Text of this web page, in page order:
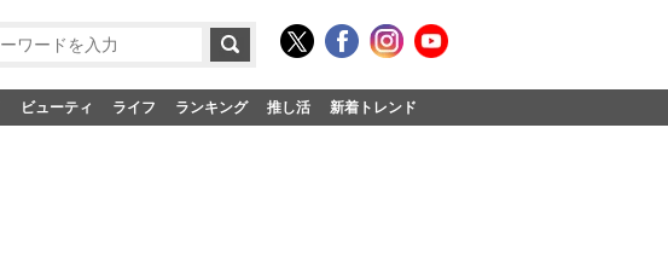
ビューティ ライフ ランキング 推し活 新着トレンド